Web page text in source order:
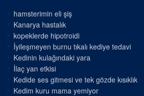
hamsterimin eli şiş
Kanarya hastalık
kopeklerde hipotroidi
İyileşmeyen burnu tıkalı kediye tedavi
Kedinin kulağındaki yara
İlaç yan etkisi
Kedide ses gitmesi ve tek gözde kısıklık
Kedim kuru mama yemiyor